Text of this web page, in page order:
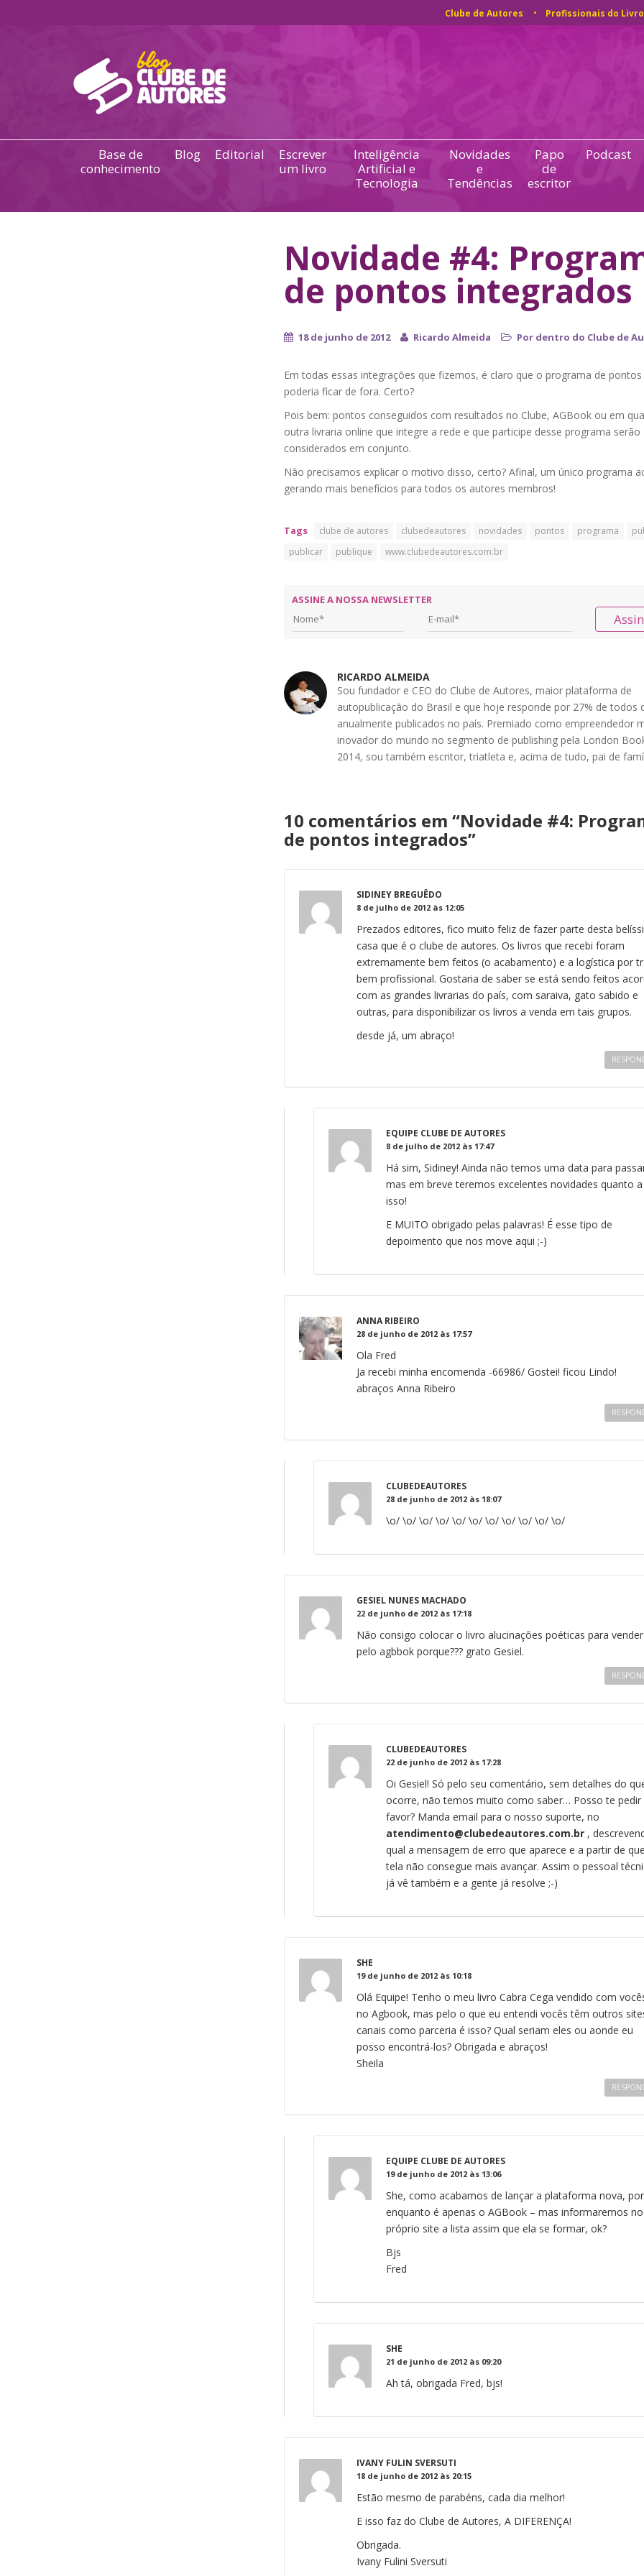
Clube de Autores Profissionais do Livro
Base de
conhecimento
Blog Editorial
Escrever
um livro
Inteligência
Artificial e
Tecnologia
Novidades
e
Tendências
Papo
de
escritor
Podcast
Novidade #4:
de pontos integrados
18 de junho de 2012 Ricardo Almeida Por dentro do Clube de
Em todas essas integrações que fizemos, é claro que o programa de
poderia ficar de fora. Certo?
Pois bem: pontos conseguidos com resultados no Clube, AGBook ou em
outra livraria online que integre a rede e que participe desse programa serão
considerados em conjunto.
Não precisamos explicar o motivo disso, certo? Afinal, um único programa
gerando mais benefícios para todos os autores membros!
Tags clube de autores clubedeautores novidades pontos programa
publicar
publique www.clubedeautores.com.br
ASSINE A NOSSA NEWSLETTER
RICARDO ALMEIDA
Sou fundador e CEO do Clube de Autores, maior plataforma de
autopublicação do Brasil e que hoje responde por 27% de todos
anualmente publicados no país. Premiado como empreendedor
inovador do mundo no segmento de publishing pela London
2014, sou também escritor, triatleta e, acima de tudo, pai de
10 comentários em “Novidade #4:
de pontos integrados”
SIDINEY BREGUÊDO
8 de julho de 2012 às 12:05
Prezados editores, fico muito feliz de fazer parte desta
casa que é o clube de autores. Os livros que recebi foram
extremamente bem feitos (o acabamento) e a logística por
bem profissional. Gostaria de saber se está sendo feitos
com as grandes livrarias do país, com saraiva, gato sabido e
outras, para disponibilizar os livros a venda em tais grupos.
desde já, um abraço!
EQUIPE CLUBE DE AUTORES
8 de julho de 2012 às 17:47
Há sim, Sidiney! Ainda não temos uma data para
mas em breve teremos excelentes novidades quanto a
isso!
E MUITO obrigado pelas palavras! É esse tipo de
depoimento que nos move aqui ;-)
ANNA RIBEIRO
28 de junho de 2012 às 17:57
Ola Fred
Ja recebi minha encomenda -66986/ Gostei! ficou Lindo!
abraços Anna Ribeiro
CLUBEDEAUTORES
28 de junho de 2012 às 18:07
\o/ \o/ \o/ \o/ \o/ \o/ \o/ \o/ \o/ \o/ \o/
GESIEL NUNES MACHADO
22 de junho de 2012 às 17:18
Não consigo colocar o livro alucinações poéticas para vender
pelo agbbok porque??? grato Gesiel.
CLUBEDEAUTORES
22 de junho de 2012 às 17:28
Oi Gesiel! Só pelo seu comentário, sem detalhes do
ocorre, não temos muito como saber… Posso te pedir
favor? Manda email para o nosso suporte, no
atendimento@clubedeautores.com.br,
qual a mensagem de erro que aparece e a partir de
tela não consegue mais avançar. Assim o pessoal
já vê também e a gente já resolve ;-)
SHE
19 de junho de 2012 às 10:18
Olá Equipe! Tenho o meu livro Cabra Cega vendido com
no Agbook, mas pelo o que eu entendi vocês têm outros
canais como parceria é isso? Qual seriam eles ou aonde eu
posso encontrá-los? Obrigada e abraços!
Sheila
EQUIPE CLUBE DE AUTORES
19 de junho de 2012 às 13:06
She, como acabamos de lançar a plataforma nova, por
enquanto é apenas o AGBook – mas informaremos no
próprio site a lista assim que ela se formar, ok?
Bjs
Fred
SHE
21 de junho de 2012 às 09:20
Ah tá, obrigada Fred, bjs!
IVANY FULIN SVERSUTI
18 de junho de 2012 às 20:15
Estão mesmo de parabéns, cada dia melhor!
E isso faz do Clube de Autores, A DIFERENÇA!
Obrigada.
Ivany Fulini Sversuti